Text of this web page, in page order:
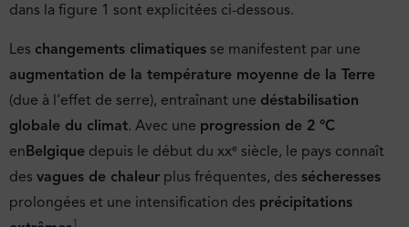
dans la figure 1 sont explicitées ci-dessous.
Les changements climatiques se manifestent par une
augmentation de la température moyenne de la Terre
(due à l’effet de serre), entraînant une déstabilisation
globale du climat. Avec une progression de 2 °C
enBelgique depuis le début du xxᵉ siècle, le pays connaît
des vagues de chaleur plus fréquentes, des sécheresses
prolongées et une intensification des précipitations
1